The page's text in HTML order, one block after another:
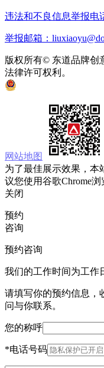
违法和不良信息举报电
举报邮箱：
版权所有© 东道品牌创
法律许可权利。
网站地图
为了最佳展示效果，本
议您使用谷歌Chrome浏
关闭
预约
咨询
预约咨询
我们的工作时间为工作
请填写你的预约信息，
问与你联系。
您的称呼
*电话号码